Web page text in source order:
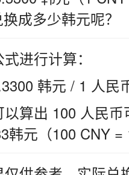
成多少韩元呢？
进行计算：
韩元 / 1 人民
算出 100 人民
韩元（100 CNY =